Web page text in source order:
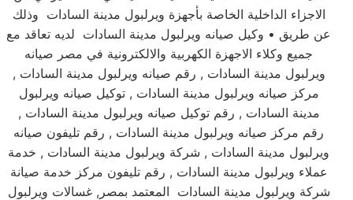
الاجزاء الداخلية الخاصة بأجهزة ويرلبول مدينة السادات وذلك
عن طريق • وكيل صيانه ويرلبول مدينة السادات لديه تعاقد مع
جميع وكلاء الاجهزة الكهربية والالكترونية في مصر صيانه
ويرلبول مدينة السادات , رقم صيانه ويرلبول مدينة السادات ,
مركز صيانه ويرلبول مدينة السادات , توكيل صيانه ويرلبول
مدينة السادات , رقم توكيل صيانه ويرلبول مدينة السادات ,
رقم مركز صيانه ويرلبول مدينة السادات , رقم تليفون صيانه
ويرلبول مدينة السادات , شركة ويرلبول مدينة السادات , خدمة
عملاء ويرلبول مدينة السادات , رقم تليفون مركز خدمة صيانة
شركة ويرلبول مدينة السادات المعتمد بمصر, غسالات ويرلبول